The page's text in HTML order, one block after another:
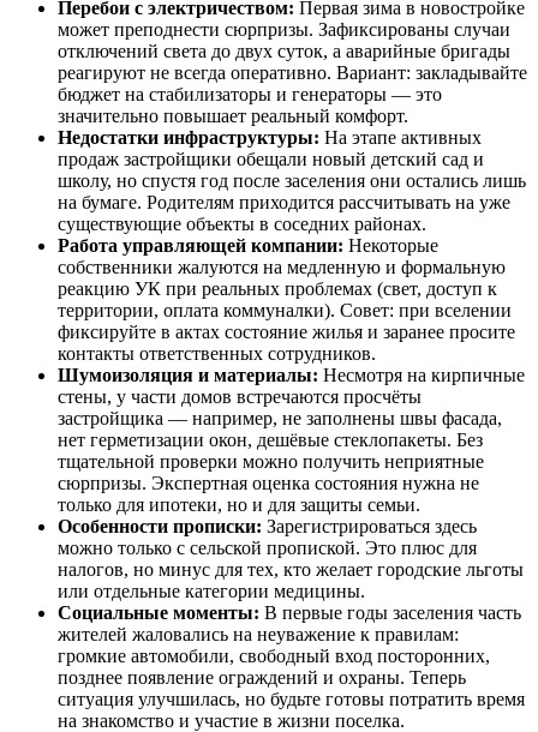
Перебои с электричеством: Первая зима в новостройке
может преподнести сюрпризы. Зафиксированы случаи
отключений света до двух суток, а аварийные бригады
реагируют не всегда оперативно. Вариант: закладывайте
бюджет на стабилизаторы и генераторы — это
значительно повышает реальный комфорт.
Недостатки инфраструктуры: На этапе активных
продаж застройщики обещали новый детский сад и
школу, но спустя год после заселения они остались лишь
на бумаге. Родителям приходится рассчитывать на уже
существующие объекты в соседних районах.
Работа управляющей компании: Некоторые
собственники жалуются на медленную и формальную
реакцию УК при реальных проблемах (свет, доступ к
территории, оплата коммуналки). Совет: при вселении
фиксируйте в актах состояние жилья и заранее просите
контакты ответственных сотрудников.
Шумоизоляция и материалы: Несмотря на кирпичные
стены, у части домов встречаются просчёты
застройщика — например, не заполнены швы фасада,
нет герметизации окон, дешёвые стеклопакеты. Без
тщательной проверки можно получить неприятные
сюрпризы. Экспертная оценка состояния нужна не
только для ипотеки, но и для защиты семьи.
Особенности прописки: Зарегистрироваться здесь
можно только с сельской пропиской. Это плюс для
налогов, но минус для тех, кто желает городские льготы
или отдельные категории медицины.
Социальные моменты: В первые годы заселения часть
жителей жаловались на неуважение к правилам:
громкие автомобили, свободный вход посторонних,
позднее появление ограждений и охраны. Теперь
ситуация улучшилась, но будьте готовы потратить время
на знакомство и участие в жизни поселка.